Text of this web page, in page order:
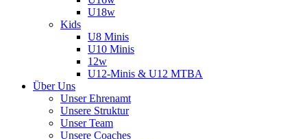
U18w
Kids
U8 Minis
U10 Minis
12w
U12-Minis & U12 MTBA
Über Uns
Unser Ehrenamt
Unsere Struktur
Unser Team
Unsere Coaches